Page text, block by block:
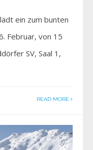
ein zum bunten
Februar, von 15
SV, Saal 1,
READ MORE